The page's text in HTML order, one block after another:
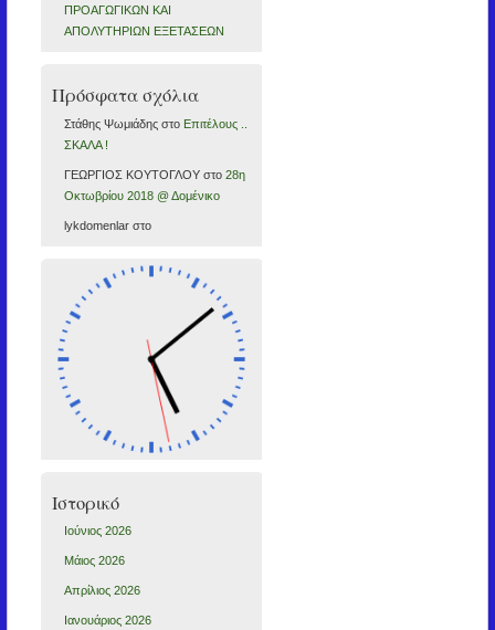
ΠΡΟΑΓΩΓΙΚΩΝ ΚΑΙ
ΑΠΟΛΥΤΗΡΙΩΝ ΕΞΕΤΑΣΕΩΝ
Πρόσφατα σχόλια
Στάθης Ψωμιάδηςστο Επιτέλους ..
ΣΚΑΛΑ !
ΓΕΩΡΓΙΟΣ ΚΟΥΤΟΓΛΟΥστο 28η
Οκτωβρίου 2018 @ Δομένικο
lykdomenlarστο
Ιστορικό
Ιούνιος 2026
Μάιος 2026
Απρίλιος 2026
Ιανουάριος 2026